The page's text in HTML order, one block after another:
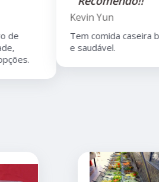
brasileira, é muito boa